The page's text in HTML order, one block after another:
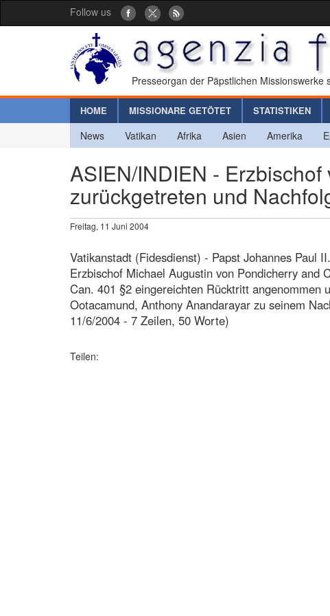
Follow us
Presseorgan der Päpstlichen Missionswerke
HOME MISSIONARE GETÖTET STATISTIKEN
News Vatikan Afrika Asien Amerika
ASIEN/INDIEN -
zurückgetreten und
Freitag, 11 Juni 2004
Vatikanstadt (Fidesdienst) - Papst Johannes Paul
Erzbischof Michael Augustin von Pondicherry and
Can. 401 §2 eingereichten Rücktritt angenommen
Ootacamund, Anthony Anandarayar zu seinem
11/6/2004 - 7 Zeilen, 50 Worte)
Teilen: